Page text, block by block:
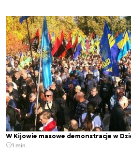
W Kijowie masowe demonstracje w
1 min.